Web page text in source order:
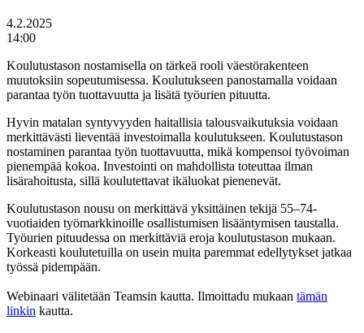
Päivämäärä
4.2.2025
Kellonaika
14:00
Koulutustason nostamisella on tärkeä rooli väestörakenteen
muutoksiin sopeutumisessa. Koulutukseen panostamalla voidaan
parantaa työn tuottavuutta ja lisätä työurien pituutta.
Hyvin matalan syntyvyyden haitallisia talousvaikutuksia voidaan
merkittävästi lieventää investoimalla koulutukseen. Koulutustason
nostaminen parantaa työn tuottavuutta, mikä kompensoi työvoiman
pienempää kokoa. Investointi on mahdollista toteuttaa ilman
lisärahoitusta, sillä koulutettavat ikäluokat pienenevät.
Koulutustason nousu on merkittävä yksittäinen tekijä 55–74-
vuotiaiden työmarkkinoille osallistumisen lisääntymisen taustalla.
Työurien pituudessa on merkittäviä eroja koulutustason mukaan.
Korkeasti koulutetuilla on usein muita paremmat edellytykset jatkaa
työssä pidempään.
Webinaari välitetään Teamsin kautta. Ilmoittadu mukaan tämän
linkin kautta.